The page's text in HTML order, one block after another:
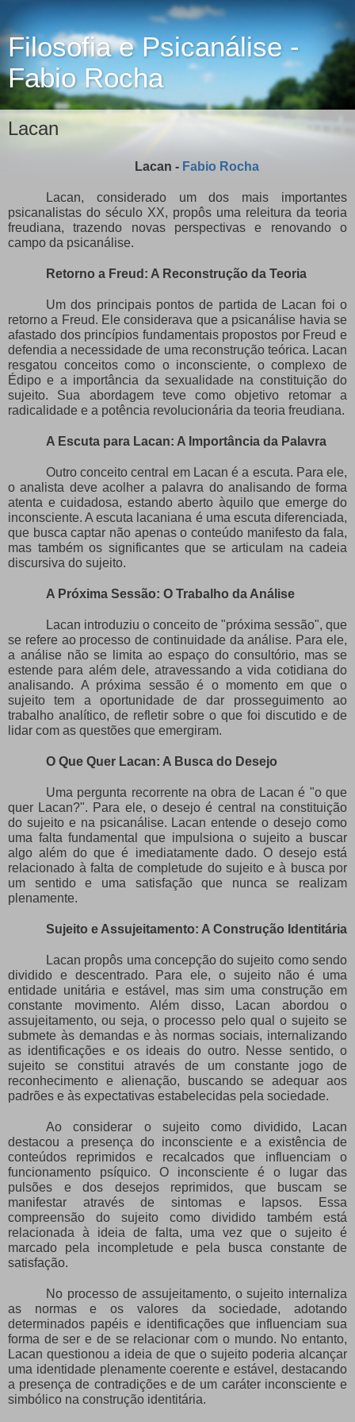
Filosofia e Psicanálise -
Fabio Rocha
Lacan
Lacan - Fabio Rocha
Lacan, considerado um dos mais importantes
psicanalistas do século XX, propôs uma releitura da teoria
freudiana, trazendo novas perspectivas e renovando o
campo da psicanálise.
Retorno a Freud: A Reconstrução da Teoria
Um dos principais pontos de partida de Lacan foi o
retorno a Freud. Ele considerava que a psicanálise havia se
afastado dos princípios fundamentais propostos por Freud e
defendia a necessidade de uma reconstrução teórica. Lacan
resgatou conceitos como o inconsciente, o complexo de
Édipo e a importância da sexualidade na constituição do
sujeito. Sua abordagem teve como objetivo retomar a
radicalidade e a potência revolucionária da teoria freudiana.
A Escuta para Lacan: A Importância da Palavra
Outro conceito central em Lacan é a escuta. Para ele,
o analista deve acolher a palavra do analisando de forma
atenta e cuidadosa, estando aberto àquilo que emerge do
inconsciente. A escuta lacaniana é uma escuta diferenciada,
que busca captar não apenas o conteúdo manifesto da fala,
mas também os significantes que se articulam na cadeia
discursiva do sujeito.
A Próxima Sessão: O Trabalho da Análise
Lacan introduziu o conceito de "próxima sessão", que
se refere ao processo de continuidade da análise. Para ele,
a análise não se limita ao espaço do consultório, mas se
estende para além dele, atravessando a vida cotidiana do
analisando. A próxima sessão é o momento em que o
sujeito tem a oportunidade de dar prosseguimento ao
trabalho analítico, de refletir sobre o que foi discutido e de
lidar com as questões que emergiram.
O Que Quer Lacan: A Busca do Desejo
Uma pergunta recorrente na obra de Lacan é "o que
quer Lacan?". Para ele, o desejo é central na constituição
do sujeito e na psicanálise. Lacan entende o desejo como
uma falta fundamental que impulsiona o sujeito a buscar
algo além do que é imediatamente dado. O desejo está
relacionado à falta de completude do sujeito e à busca por
um sentido e uma satisfação que nunca se realizam
plenamente.
Sujeito e Assujeitamento: A Construção Identitária
Lacan propôs uma concepção do sujeito como sendo
dividido e descentrado. Para ele, o sujeito não é uma
entidade unitária e estável, mas sim uma construção em
constante movimento. Além disso, Lacan abordou o
assujeitamento, ou seja, o processo pelo qual o sujeito se
submete às demandas e às normas sociais, internalizando
as identificações e os ideais do outro. Nesse sentido, o
sujeito se constitui através de um constante jogo de
reconhecimento e alienação, buscando se adequar aos
padrões e às expectativas estabelecidas pela sociedade.
Ao considerar o sujeito como dividido, Lacan
destacou a presença do inconsciente e a existência de
conteúdos reprimidos e recalcados que influenciam o
funcionamento psíquico. O inconsciente é o lugar das
pulsões e dos desejos reprimidos, que buscam se
manifestar através de sintomas e lapsos. Essa
compreensão do sujeito como dividido também está
relacionada à ideia de falta, uma vez que o sujeito é
marcado pela incompletude e pela busca constante de
satisfação.
No processo de assujeitamento, o sujeito internaliza
as normas e os valores da sociedade, adotando
determinados papéis e identificações que influenciam sua
forma de ser e de se relacionar com o mundo. No entanto,
Lacan questionou a ideia de que o sujeito poderia alcançar
uma identidade plenamente coerente e estável, destacando
a presença de contradições e de um caráter inconsciente e
simbólico na construção identitária.